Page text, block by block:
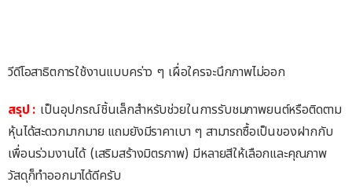
วีดีโอสาธิตการใช้งานแบบคร่าว ๆ เผื่อใครจะนึกภาพไม่ออก
สรุป : เป็นอุปกรณ์ชิ้นเล็กสำหรับช่วยในการรับชมภาพยนต์หรือติดตาม
หุ้นได้สะดวกมากมาย แถมยังมีราคาเบา ๆ สามารถซื้อเป็นของฝากกับ
เพื่อนร่วมงานได้ (เสริมสร้างมิตรภาพ) มีหลายสีให้เลือกและคุณภาพ
วัสดุก็ทำออกมาได้ดีครับ